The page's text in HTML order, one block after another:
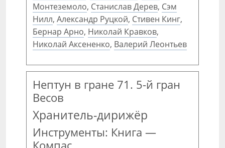
Монтеземоло, Станислав Дерев, Сэм
Нилл, Александр Руцкой, Стивен Кинг,
Бернар Арно, Николай Кравков,
Николай Аксененко, Валерий Леонтьев
Нептун в гране 71. 5-й гран
Весов
Хранитель-дирижёр
Инструменты: Книга —